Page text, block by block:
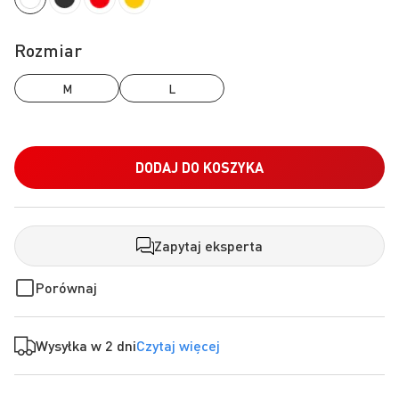
Rozmiar
M L
DODAJ DO KOSZYKA
Zapytaj eksperta
Porównaj
Wysyłka w 2 dniCzytaj więcej